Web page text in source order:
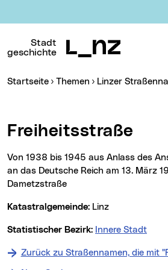
Stadt
geschichte
Sie sind hier:
Startseite Themen Linzer
Freiheitsstraße
Von 1938 bis 1945 aus Anlass des Anschlusses Österreichs
an das Deutsche Reich am 13. März
Dametzstraße
Katastralgemeinde: Linz
Statistischer Bezirk: Innere Stadt
Zurück zu Straßennamen, die mit